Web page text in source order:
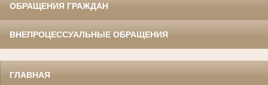
ОБРАЩЕНИЯ ГРАЖДАН
ВНЕПРОЦЕССУАЛЬНЫЕ ОБРАЩЕНИЯ
ГЛАВНАЯ